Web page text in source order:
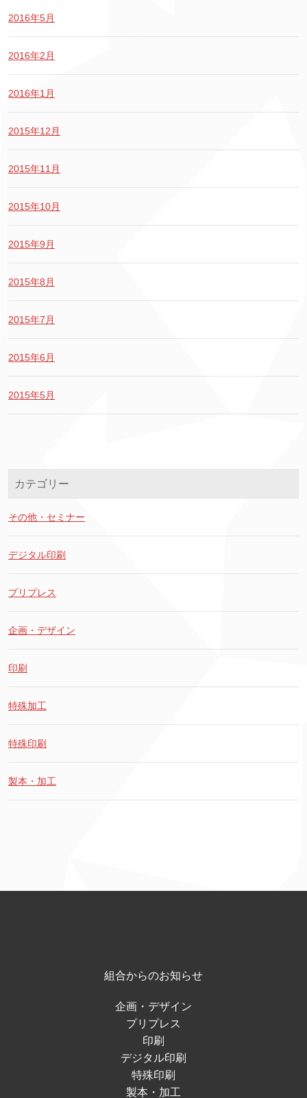
2016年5月
2016年2月
2016年1月
2015年12月
2015年11月
2015年10月
2015年9月
2015年8月
2015年7月
2015年6月
2015年5月
カテゴリー
その他・セミナー
デジタル印刷
プリプレス
企画・デザイン
印刷
特殊加工
特殊印刷
製本・加工
組合からのお知らせ
企画・デザイン
プリプレス
印刷
デジタル印刷
特殊印刷
製本・加工